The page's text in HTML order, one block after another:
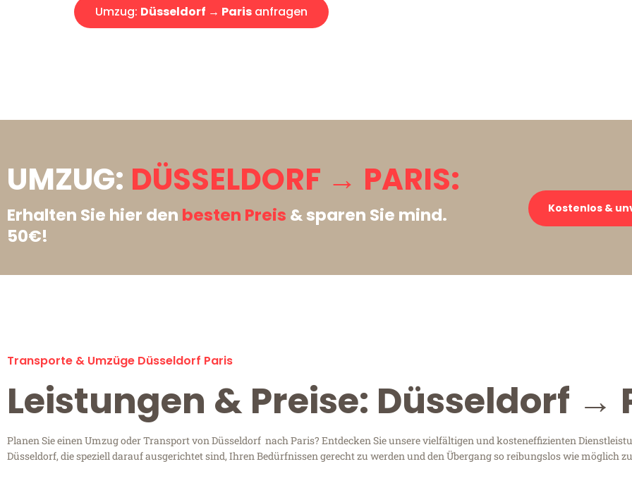
Umzug: Düsseldorf → Parisanfragen
UMZUG: DÜSSELDORF → PARIS:
Erhalten Sie hier den besten Preis & sparen Sie mind.
50€!
Kostenlos &
Transporte & Umzüge Düsseldorf Paris
Leistungen & Preise: Düsseldorf →
Planen Sie einen Umzug oder Transport von Düsseldorf nach Paris? Entdecken Sie unsere vielfältigen und kosteneffizienten
Düsseldorf, die speziell darauf ausgerichtet sind, Ihren Bedürfnissen gerecht zu werden und den Übergang so reibungslos wie möglich